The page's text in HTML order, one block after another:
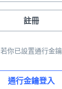
註冊
若你已設置通行金鑰
通行金鑰登入